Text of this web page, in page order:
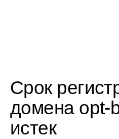
Срок
домена opt-
истек